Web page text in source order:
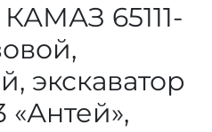
65111-
экскаватор
«Антей»,